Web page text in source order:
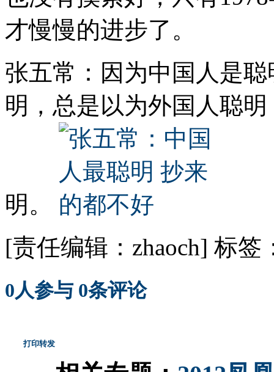
才慢慢的进步了。
张五常：因为中国人是
明，总是以为外国人聪
明。
[责任编辑：zhaoch] 标签
0人参与 0条评论
打印转发